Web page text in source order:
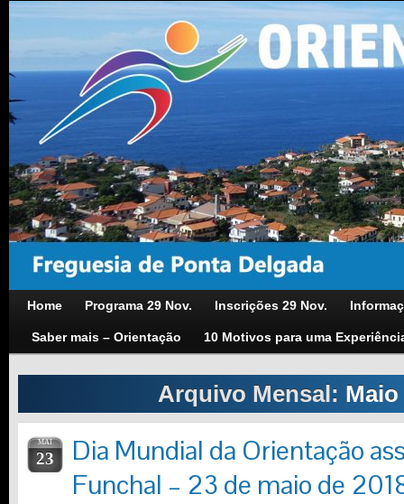
Home Programa 29 Nov. Inscrições 29 Nov.
Saber mais – Orientação 10 Motivos para uma
Arquivo Mensal: Maio
MAI
23
Dia Mundial da Orientação
Funchal – 23 de maio de